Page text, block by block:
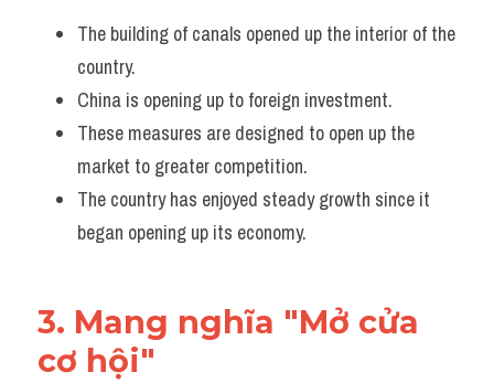
The building of canals opened up the interior of the
country.
China is opening up to foreign investment.
These measures are designed to open up the
market to greater competition.
The country has enjoyed steady growth since it
began opening up its economy.
3. Mang nghĩa "Mở cửa
cơ hội"